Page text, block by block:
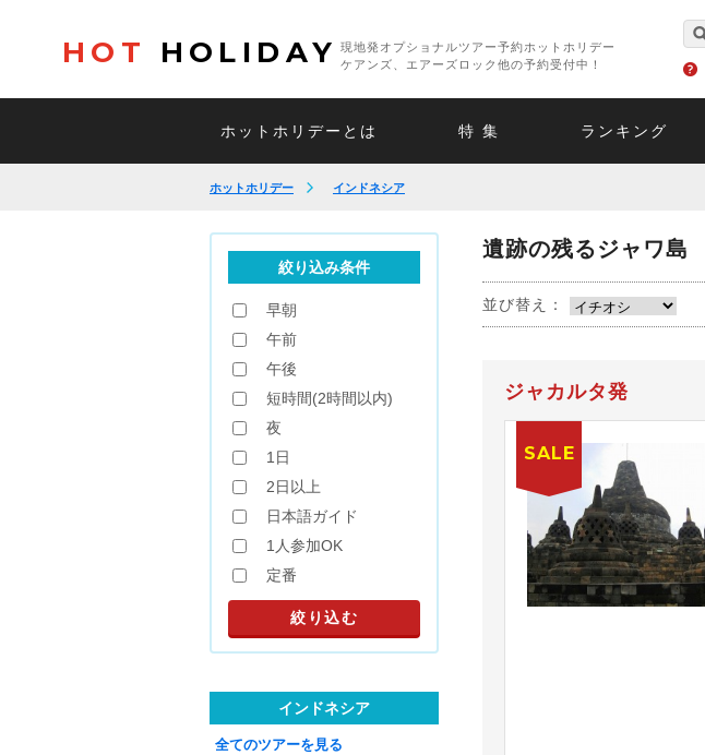
HOT HOLIDAY
現地発オプショナルツアー予約ホットホリデー
ケアンズ、エアーズロック他の予約受付中！
ホットホリデーとは 特 集 ランキング
ホットホリデー インドネシア
遺跡の残るジャワ島
並び替え：
ジャカルタ発
SALE
絞り込み条件
早朝
午前
午後
短時間(2時間以内)
夜
1日
2日以上
日本語ガイド
1人参加OK
定番
インドネシア
全てのツアーを見る